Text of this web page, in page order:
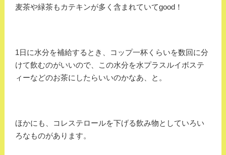
麦茶や緑茶もカテキンが多く含まれていてgood！
1日に水分を補給するとき、コップ一杯くらいを数回に分
けて飲むのがいいので、この水分を水プラスルイボステ
ィーなどのお茶にしたらいいのかなあ、と。
ほかにも、コレステロールを下げる飲み物としていろい
ろなものがあります。